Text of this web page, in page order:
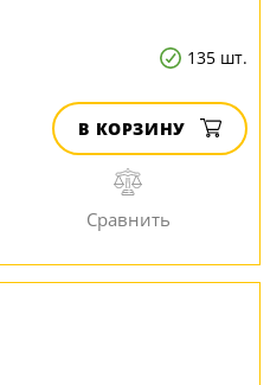
135 шт.
В КОРЗИНУ